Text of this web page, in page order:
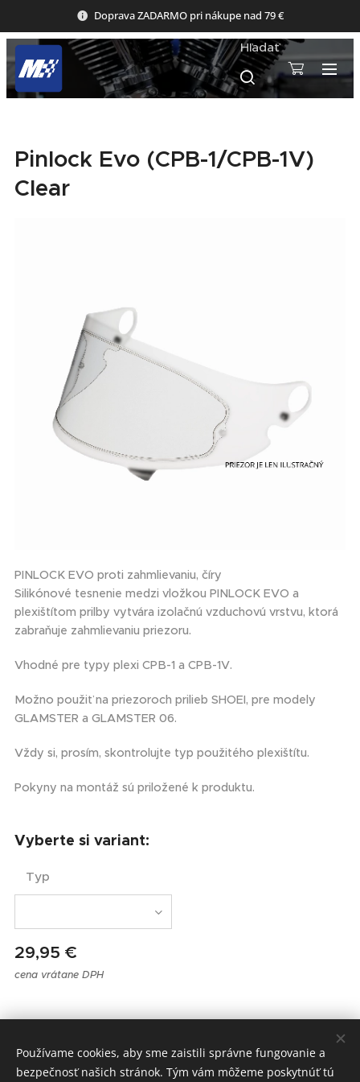
Doprava ZADARMO pri nákupe nad 79 €
Hľadať
Pinlock Evo (CPB-1/CPB-1V)
Clear
PINLOCK EVO proti zahmlievaniu, číry
Silikónové tesnenie medzi vložkou PINLOCK EVO a
plexištítom prilby vytvára izolačnú vzduchovú vrstvu, ktorá
zabraňuje zahmlievaniu priezoru.
Vhodné pre typy plexi CPB-1 a CPB-1V.
Možno použiť na priezoroch prilieb SHOEI, pre modely
GLAMSTER a GLAMSTER 06.
Vždy si, prosím, skontrolujte typ použitého plexištítu.
Pokyny na montáž sú priložené k produktu.
Vyberte si variant:
Typ
29,95 €
cena vrátane DPH
MOTOSPOL, Komárňanská cesta 3, Nové Zámky, 94002
Obchodné podmienky a ochrana osobných údajov
Cookies
Používame cookies, aby sme zaistili správne fungovanie a
bezpečnosť našich stránok. Tým vám môžeme poskytnúť tú